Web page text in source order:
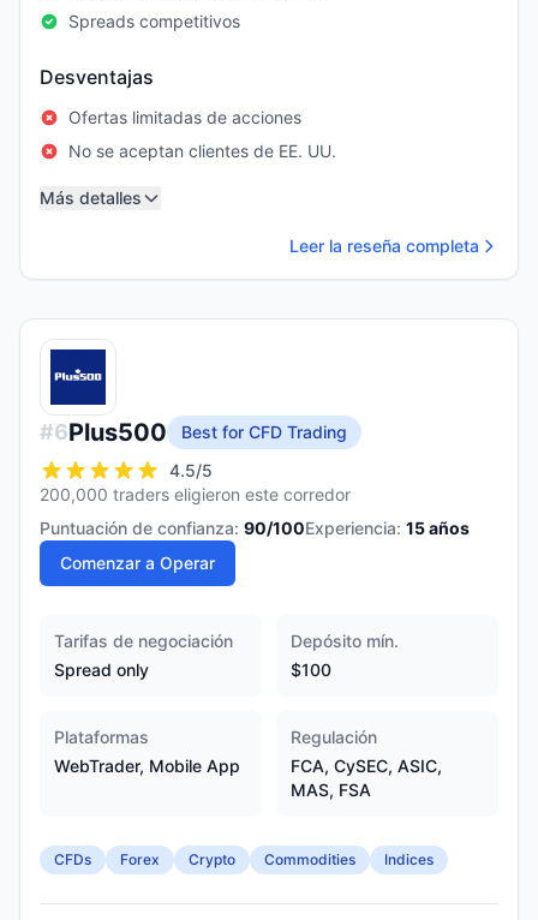
Spreads competitivos
Desventajas
Ofertas limitadas de acciones
No se aceptan clientes de EE. UU.
Más detalles
Leer la reseña completa
#6Plus500
Best for CFD Trading
4.5/5
200,000 traders eligieron este corredor
Puntuación de confianza: 90/100Experiencia: 15años
Comenzar a Operar
Tarifas de negociación
Spread only
Depósito mín.
$100
Plataformas
WebTrader, Mobile App
Regulación
FCA, CySEC, ASIC,
MAS, FSA
CFDs Forex Crypto Commodities Indices